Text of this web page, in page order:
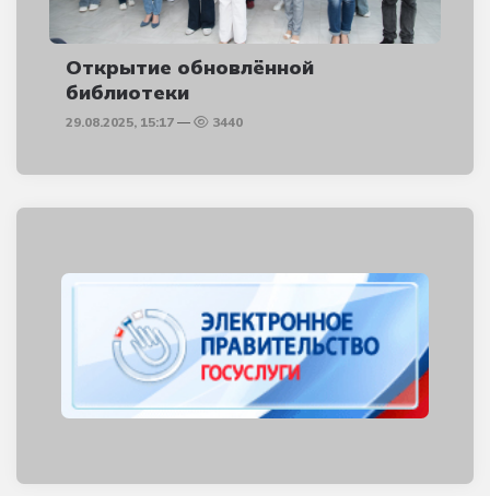
Открытие обновлённой
библиотеки
29.08.2025, 15:17 3440